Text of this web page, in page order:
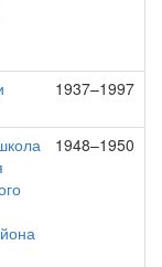
1937–1997
1948–1950